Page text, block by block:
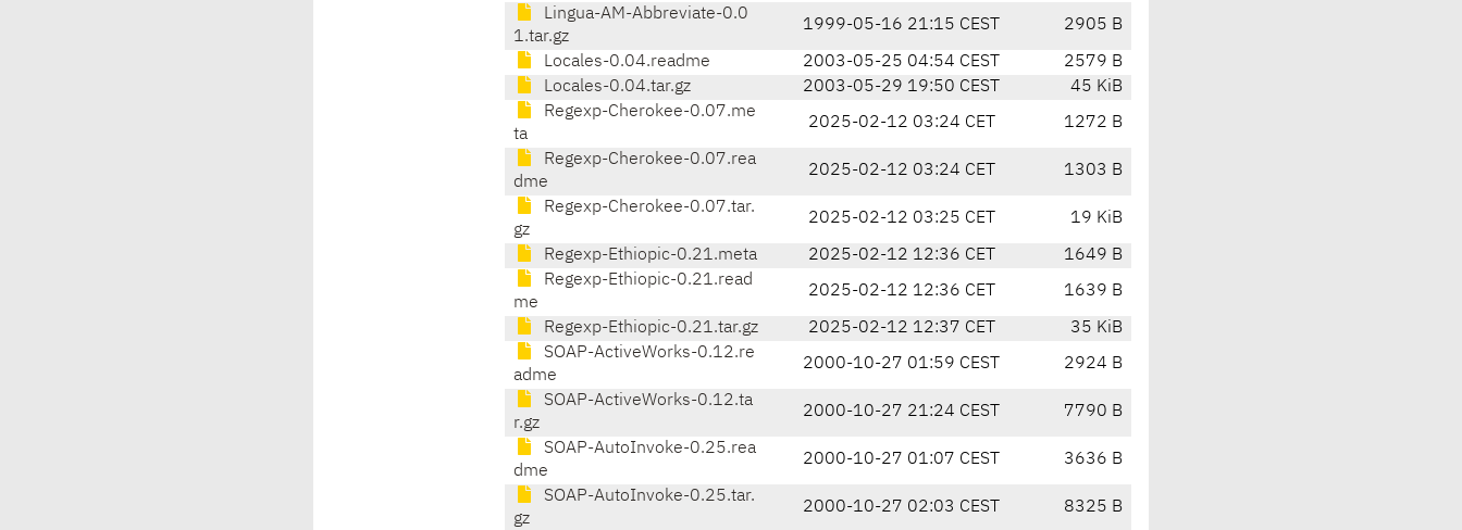
Lingua-AM-Abbreviate-0.0
1.tar.gz
1999-05-16 21:15 CEST 2905 B
Locales-0.04.readme 2003-05-25 04:54 CEST
2579 B
Locales-0.04.tar.gz
2003-05-29 19:50 CEST
45 KiB
Regexp-Cherokee-0.07.me
ta
2025-02-12 03:24 CET 1272 B
Regexp-Cherokee-0.07.rea
dme
2025-02-12 03:24 CET 1303 B
Regexp-Cherokee-0.07.tar.
gz
2025-02-12 03:25 CET 19 KiB
Regexp-Ethiopic-0.21.meta 2025-02-12 12:36 CET
1649 B
Regexp-Ethiopic-0.21.read
me
2025-02-12 12:36 CET 1639 B
Regexp-Ethiopic-0.21.tar.gz 2025-02-12 12:37 CET
35 KiB
SOAP-ActiveWorks-0.12.re
adme
2000-10-27 01:59 CEST 2924 B
SOAP-ActiveWorks-0.12.ta
r.gz
2000-10-27 21:24 CEST 7790 B
SOAP-AutoInvoke-0.25.rea
dme
2000-10-27 01:07 CEST 3636 B
SOAP-AutoInvoke-0.25.tar.
gz
2000-10-27 02:03 CEST 8325 B